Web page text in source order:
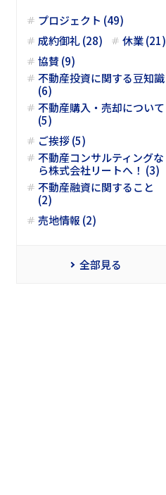
プロジェクト (49)
成約御礼 (28)
休業 (21)
協賛 (9)
不動産投資に関する豆知識
(6)
不動産購入・売却について
(5)
ご挨拶 (5)
不動産コンサルティングな
ら株式会社リートへ！ (3)
不動産融資に関すること
(2)
売地情報 (2)
全部見る